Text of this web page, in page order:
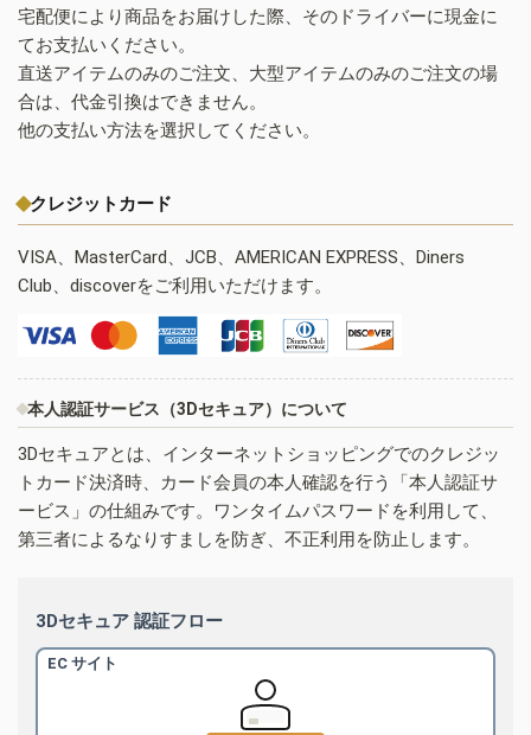
宅配便により商品をお届けした際、そのドライバーに現金に
てお支払いください。
直送アイテムのみのご注文、大型アイテムのみのご注文の場
合は、代金引換はできません。
他の支払い方法を選択してください。
クレジットカード
VISA、MasterCard、JCB、AMERICAN EXPRESS、Diners
Club、discoverをご利用いただけます。
本人認証サービス（3Dセキュア）について
3Dセキュアとは、インターネットショッピングでのクレジッ
トカード決済時、カード会員の本人確認を行う「本人認証サ
ービス」の仕組みです。ワンタイムパスワードを利用して、
第三者によるなりすましを防ぎ、不正利用を防止します。
3Dセキュア 認証フロー
EC サイト